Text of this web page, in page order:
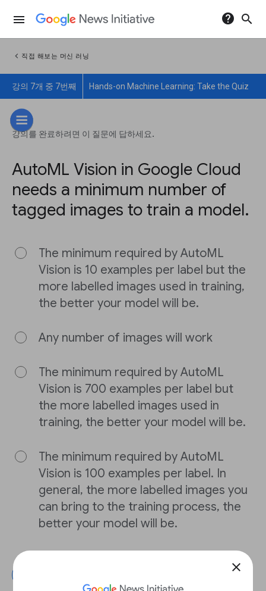
menu help search
close
chevron_left 직접 해보는 머신 러닝
강의 7개 중 7번째 Hands-on Machine Learning: Take the Quiz
강의를 완료하려면 이 질문에 답하세요.
AutoML Vision in Google Cloud
needs a minimum number of
tagged images to train a model.
The minimum required by AutoML
Vision is 10 examples per label but the
more labelled images used in training,
the better your model will be.
Any number of images will work
The minimum required by AutoML
Vision is 700 examples per label but
the more labelled images used in
training, the better your model will be.
The minimum required by AutoML
Vision is 100 examples per label. In
general, the more labelled images you
can bring to the training process, the
better your model will be.